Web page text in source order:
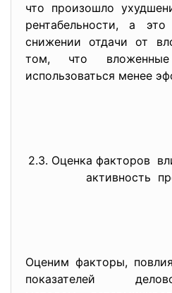
что произошло
рентабельности, а
снижении отдачи от
том, что
использоваться менее
2.3. Оценка факторов
активность
Оценим факторы,
показателей